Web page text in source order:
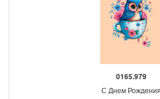
0165.979
С Днем Рождения